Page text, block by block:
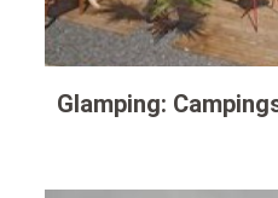
Glamping: